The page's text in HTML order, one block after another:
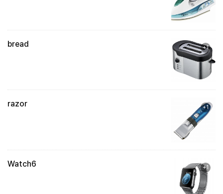
bread +1
razor +1
Watch6 +1